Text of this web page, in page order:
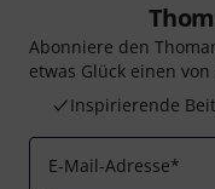
Abonniere den
etwas Glück einen von
Inspirierende
E-Mail-Adresse*